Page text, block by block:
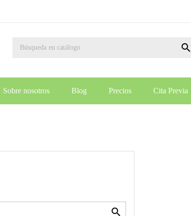

Sobre nosotros Blog Precios Cita Previa
